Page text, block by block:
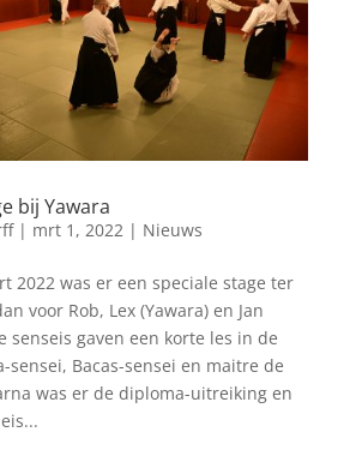
bij Yawara
| mrt 1, 2022| Nieuws
2022 was er een speciale stage ter
voor Rob, Lex (Yawara) en Jan
senseis gaven een korte les in de
sensei, Bacas-sensei en maitre de
was er de diploma-uitreiking en